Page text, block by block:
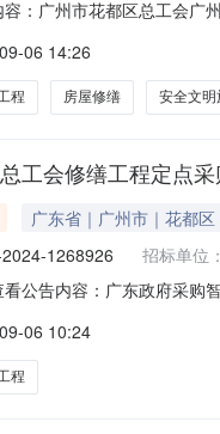
容：广州市花都区总工会广
区新华路73号花都区总工
06 14:26
程 房屋修缮 安全文明
工会修缮工程定点
广东省｜广州市｜花都区
2024-1268926 招标单位：
看公告内容：广东政府采购
）（三）成交标的明细服务
06 10:24
程